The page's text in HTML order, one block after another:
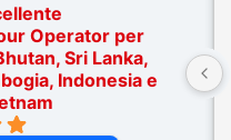
Operator per
Sri Lanka,
Indonesia e